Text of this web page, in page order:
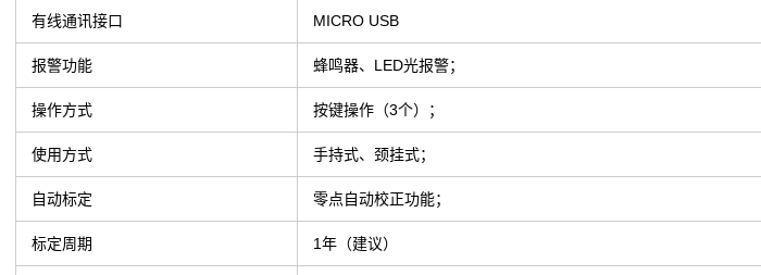
有线通讯接口 MICRO USB
报警功能 蜂鸣器、LED光报警；
操作方式 按键操作（3个）；
使用方式 手持式、颈挂式；
自动标定 零点自动校正功能；
标定周期 1年（建议）